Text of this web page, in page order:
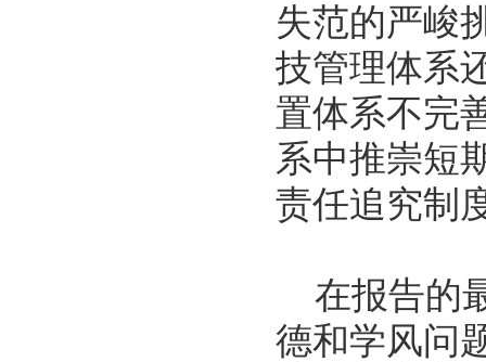
失范的严峻
技管理体系
置体系不完
系中推崇短
责任追究制
在报告的
德和学风问